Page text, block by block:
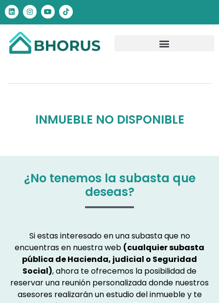
INMUEBLE NO DISPONIBLE
¿No tenemos la subasta que
deseas?
Si estas interesado en una subasta que no
encuentras en nuestra web (cualquier subasta
pública de Hacienda, judicial o Seguridad
Social), ahora te ofrecemos la posibilidad de
reservar una reunión personalizada donde nuestros
asesores realizarán un estudio del inmueble y te